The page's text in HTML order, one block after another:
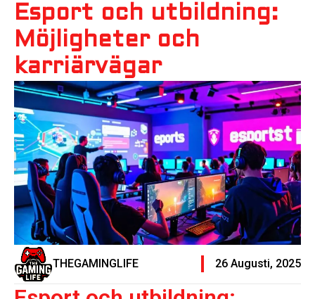
Esport och utbildning:
Möjligheter och
karriärvägar
THEGAMINGLIFE 26 Augusti, 2025